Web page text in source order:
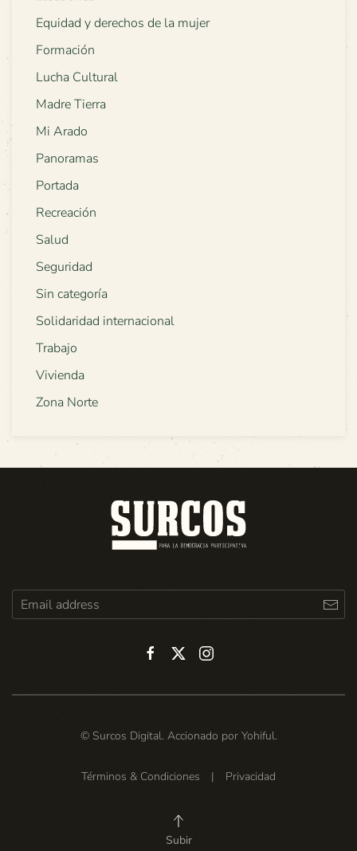
Equidad y derechos de la mujer
Formación
Lucha Cultural
Madre Tierra
Mi Arado
Panoramas
Portada
Recreación
Salud
Seguridad
Sin categoría
Solidaridad internacional
Trabajo
Vivienda
Zona Norte
© Surcos Digital. Accionado por Yohiful.
Términos & Condiciones | Privacidad
Subir